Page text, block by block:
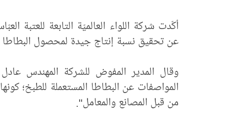
أكّدت شركة اللواء العالميّة التابعة للعتبة
عن تحقيق نسبة إنتاج جيدة لمحصول البطاطا
وقال المدير المفوض للشركة المهندس
المواصفات عن البطاطا المستعملة للطبخ؛
من قبل المصانع والمعامل".